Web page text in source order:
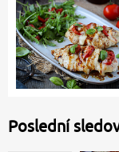
Poslední